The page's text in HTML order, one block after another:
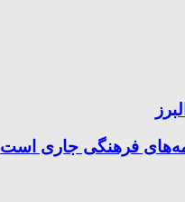
فرهنگی جاری است